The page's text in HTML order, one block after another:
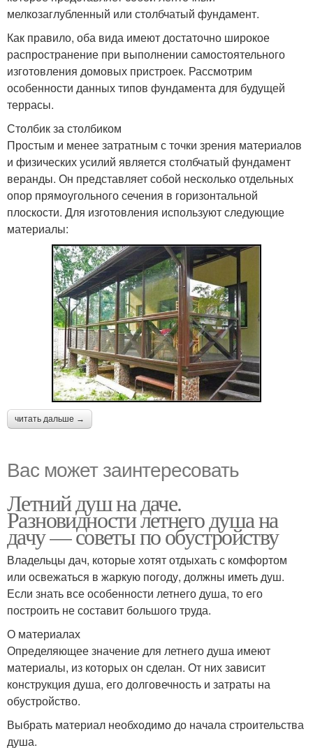
мелкозаглубленный или столбчатый фундамент.
Как правило, оба вида имеют достаточно широкое
распространение при выполнении самостоятельного
изготовления домовых пристроек. Рассмотрим
особенности данных типов фундамента для будущей
террасы.
Столбик за столбиком
Простым и менее затратным с точки зрения материалов
и физических усилий является столбчатый фундамент
веранды. Он представляет собой несколько отдельных
опор прямоугольного сечения в горизонтальной
плоскости. Для изготовления используют следующие
материалы:
читать дальше →
Вас может заинтересовать
Летний душ на даче.
Разновидности летнего душа на
дачу — советы по обустройству
Владельцы дач, которые хотят отдыхать с комфортом
или освежаться в жаркую погоду, должны иметь душ.
Если знать все особенности летнего душа, то его
построить не составит большого труда.
О материалах
Определяющее значение для летнего душа имеют
материалы, из которых он сделан. От них зависит
конструкция душа, его долговечность и затраты на
обустройство.
Выбрать материал необходимо до начала строительства
душа.